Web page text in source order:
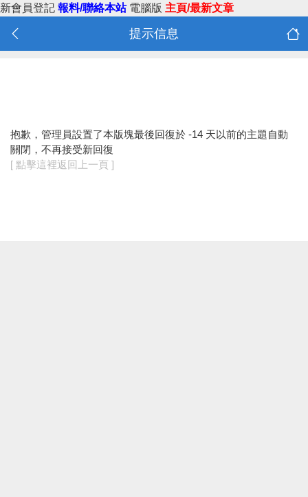
新會員登記 報料/聯絡本站 電腦版 主頁/最新文章
提示信息
抱歉，管理員設置了本版塊最後回復於 -14 天以前的主題自動
關閉，不再接受新回復
[ 點擊這裡返回上一頁 ]